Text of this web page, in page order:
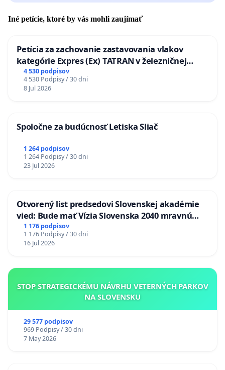
Iné petície, ktoré by vás mohli zaujímať
Petícia za zachovanie zastavovania vlakov
kategórie Expres (Ex) TATRAN v železničnej
stanici Púchov
4 530 podpisov
4 530 Podpisy / 30 dni
8 Jul 2026
Spoločne za budúcnosť Letiska Sliač
1 264 podpisov
1 264 Podpisy / 30 dni
23 Jul 2026
Otvorený list predsedovi Slovenskej akadémie
vied: Bude mať Vízia Slovenska 2040 mravnú
chrbticu?
1 176 podpisov
1 176 Podpisy / 30 dni
16 Jul 2026
STOP STRATEGICKÉMU NÁVRHU VETERNÝCH PARKOV
NA SLOVENSKU
29 577 podpisov
969 Podpisy / 30 dni
7 May 2026